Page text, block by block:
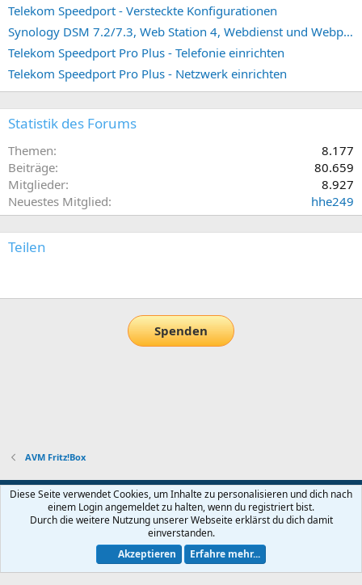
Telekom Speedport - Versteckte Konfigurationen
Synology DSM 7.2/7.3, Web Station 4, Webdienst und Webportal erstellen (ehemals vHost)
Telekom Speedport Pro Plus - Telefonie einrichten
Telekom Speedport Pro Plus - Netzwerk einrichten
Statistik des Forums
Themen
8.177
Beiträge
80.659
Mitglieder
8.927
Neuestes Mitglied
hhe249
Teilen
Spenden
AVM Fritz!Box
Default-Theme
Nutzungsbedingungen
Datenschutz Hilfe und Impressum Start
Community platform by XenForo® © 2010-2026 XenForo Ltd.
Diese Seite verwendet Cookies, um Inhalte zu personalisieren und dich nach
einem Login angemeldet zu halten, wenn du registriert bist.
Durch die weitere Nutzung unserer Webseite erklärst du dich damit
einverstanden.
Akzeptieren
Erfahre mehr...